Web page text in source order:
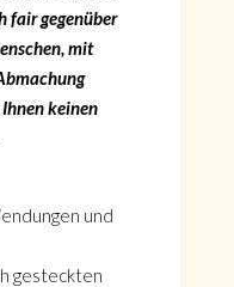
fair gegenüber
mit
keinen
und
gesteckten